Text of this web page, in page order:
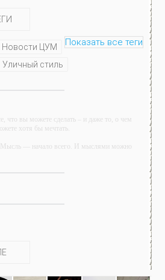
Новости ЦУМ
Уличный стиль
Показать все теги
что вы можете сделать – и даже то, о чем
хотя бы мечтать.
— начало всего. И мыслями можно